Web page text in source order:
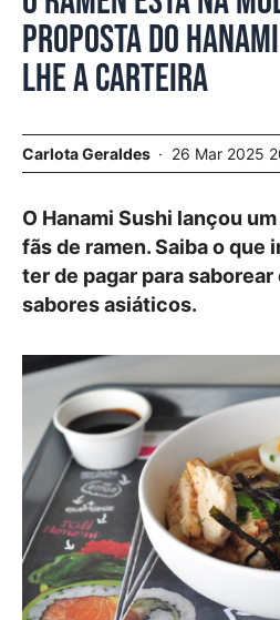
proposta do
lhe a carteira
Carlota Geraldes 26 Mar 2025
O Hanami Sushi lançou
fãs de ramen. Saiba o que
ter de pagar para
sabores asiáticos.